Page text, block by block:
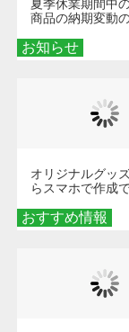
お知らせ
夏季休業期間中
商品の納期変動の
おすすめ情報
オリジナルグッ
らスマホで作成で
くなる巾着＆ポー
術